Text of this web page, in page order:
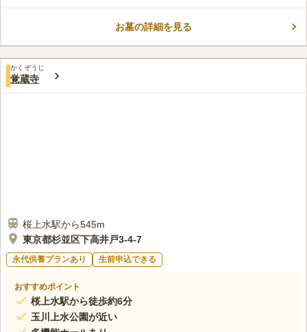
ができます。 311号線の近くにあり、駐車場もあるので、遠方か
口コミ評価
この霊園はまだ誰からも評価されていません。
お墓の詳細を見る
かくぞうじ
覚蔵寺
桜上水駅から545m
東京都杉並区下高井戸3-4-7
永代供養プランあり 生前申込できる
おすすめポイント
桜上水駅から徒歩約6分
玉川上水公園が近い